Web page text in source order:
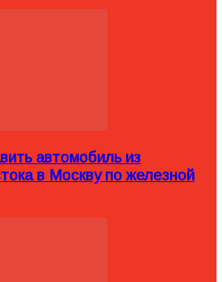
автомобиль из
в Москву по железной